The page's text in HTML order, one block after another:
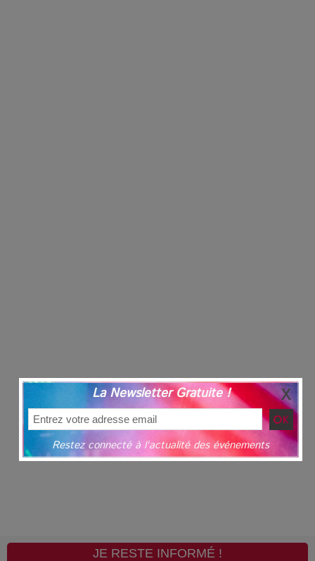
JE RESTE INFORMÉ !
La Newsletter Gratuite !
Restez connecté à l'actualité des événements